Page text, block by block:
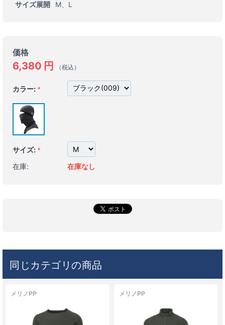
サイズ展開
M L
価格
6,380 円 （税込）
カラー:
サイズ:
在庫:
在庫なし
同じカテゴリの商品
メリノPP メリノPP